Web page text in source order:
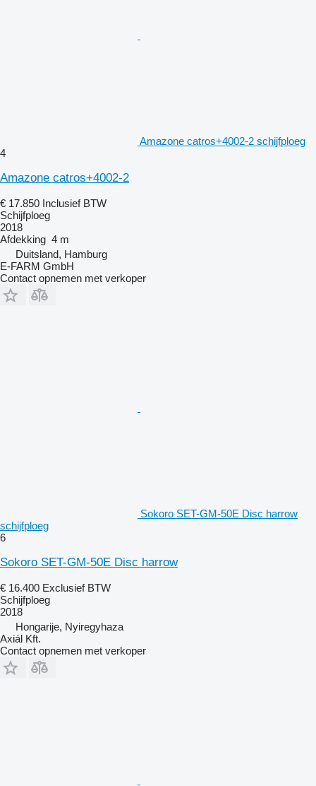
Amazone catros+4002-2 schijfploeg
4
Amazone catros+4002-2
€ 17.850 Inclusief BTW
Schijfploeg
2018
Afdekking 4 m
Duitsland, Hamburg
E-FARM GmbH
Contact opnemen met verkoper
Sokoro SET-GM-50E Disc harrow
schijfploeg
6
Sokoro SET-GM-50E Disc harrow
€ 16.400 Exclusief BTW
Schijfploeg
2018
Hongarije, Nyiregyhaza
Axiál Kft.
Contact opnemen met verkoper